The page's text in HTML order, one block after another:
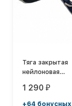
Тяга закрытая
нейлоновая
1 290 ₽
+64 бонусных